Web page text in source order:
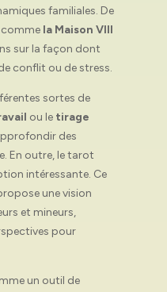
familiales. De
comme la Maison VIII
sur la façon dont
conflit ou de stress.
sortes de
ou le tirage
des
En outre, le tarot
intéressante. Ce
une vision
et mineurs,
pour
un outil de